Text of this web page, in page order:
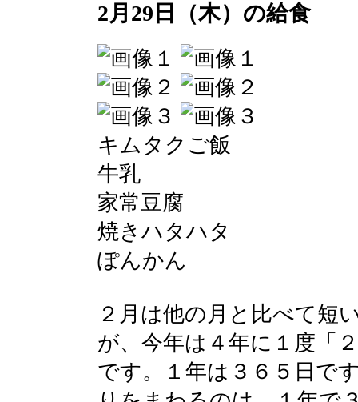
2月29日（木）の給食
キムタクご飯
牛乳
家常豆腐
焼きハタハタ
ぽんかん
２月は他の月と比べて短
が、今年は４年に１度「
です。１年は３６５日で